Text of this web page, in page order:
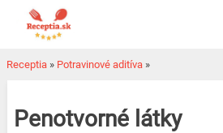
Receptia » Potravinové aditíva »
Penotvorné látky